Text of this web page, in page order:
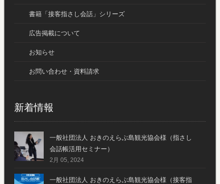
書籍「接客指さし会話」シリーズ
広告掲載について
お知らせ
お問い合わせ・資料請求
新着情報
一般社団法人 おきのえらぶ島観光協会様（指さし
会話帳活用セミナー）
2月 05, 2024
一般社団法人 おきのえらぶ島観光協会様（接客指